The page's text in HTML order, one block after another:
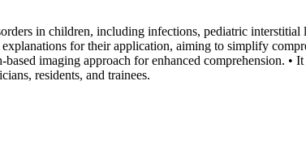
in children, including infections, pediatric interstitial
for their application, aiming to simplify
imaging approach for enhanced comprehension. •
residents, and trainees.